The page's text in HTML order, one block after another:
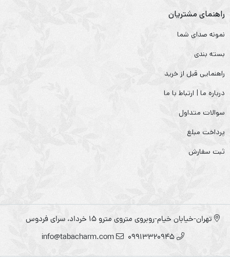
راهنمای مشتریان
نمونه صدای شما
بسته بندی
راهنمایی قبل از خرید
درباره ما | ارتباط با ما
سوالات متداول
پرداخت مبلغ
ثبت سفارش
تهران-خیابان خیام-روبروی متروی مترو ۱۵ خرداد، سرای فردوس
09913320945
info@tabacharm.com